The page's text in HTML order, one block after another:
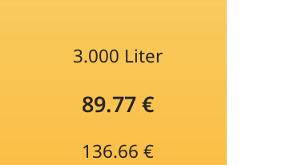
3.000 Liter
89.77 €
136.66 €